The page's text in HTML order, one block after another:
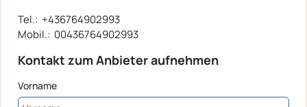
Tel.: +436764902993
Mobil.: 00436764902993
Kontakt zum Anbieter aufnehmen
Vorname